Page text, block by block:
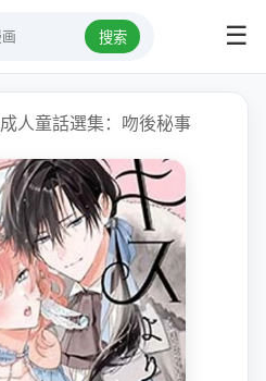
搜索 ☰
成人童話選集：吻後秘事